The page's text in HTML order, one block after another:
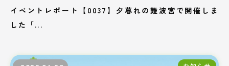
イベントレポート【0037】夕暮れの難波宮で開催しま
した「...